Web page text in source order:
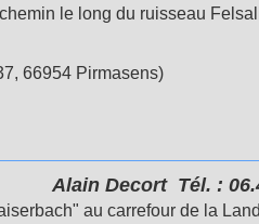
le long du ruisseau
66954 Pirmasens)
Alain Decort Tél. :
au carrefour de la